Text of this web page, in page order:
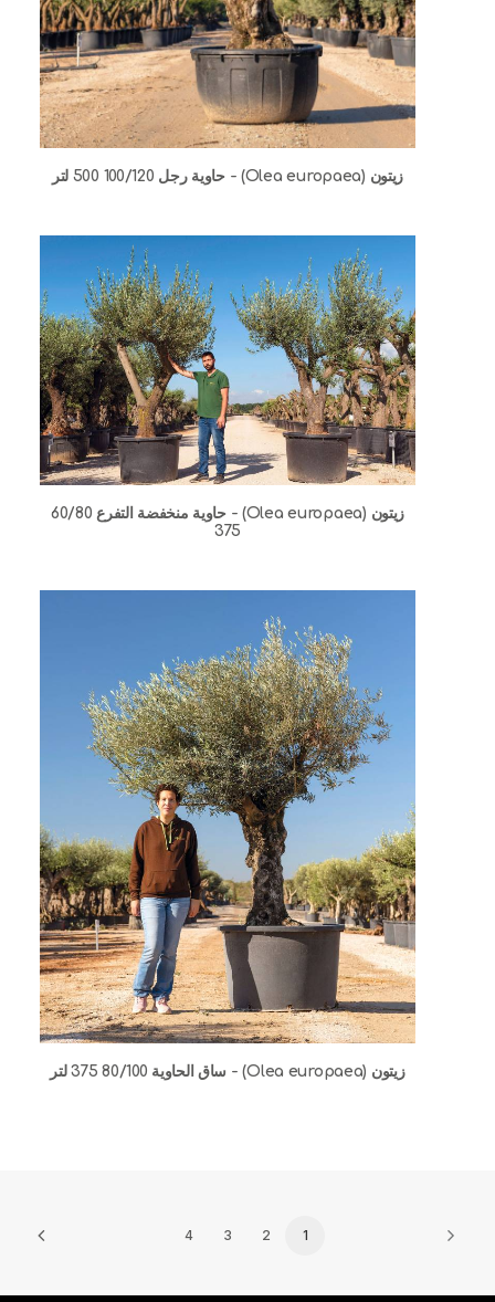
زيتون (Olea europaea) - حاوية رجل 100/120 500 لتر
زيتون (Olea europaea) - حاوية منخفضة التفرع 60/80
375
زيتون (Olea europaea) - ساق الحاوية 80/100 375 لتر
1
2
3
4